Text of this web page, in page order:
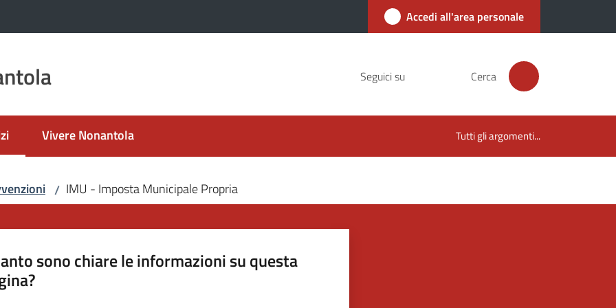
Accedi all'area personale
Seguici su Cerca
selezionatoVivere Nonantola Tutti gli argomenti...
/ IMU - Imposta Municipale Propria
sono chiare le informazioni su questa